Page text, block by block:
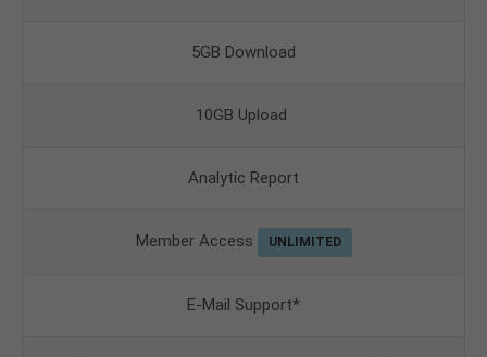
5GB Download
10GB Upload
Analytic Report
Member Access UNLIMITED
E-Mail Support*